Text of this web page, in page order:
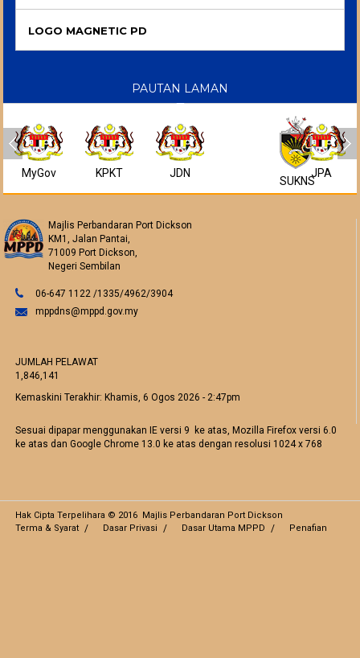
LOGO MAGNETIC PD
PAUTAN LAMAN
MyGov KPKT JDN
SUKNS
JPA
Majlis Perbandaran Port Dickson
KM1, Jalan Pantai,
71009 Port Dickson,
Negeri Sembilan
06-647 1122 /1335/4962/3904
mppdns@mppd.gov.my
JUMLAH PELAWAT
1,846,141
Kemaskini Terakhir:Khamis, 6 Ogos 2026 - 2:47pm
Sesuai dipapar menggunakan IE versi 9 ke atas, Mozilla Firefox versi 6.0
ke atas dan Google Chrome 13.0 ke atas dengan resolusi 1024 x 768
Hak Cipta Terpelihara © 2016 Majlis Perbandaran Port Dickson
Terma & Syarat
Dasar Privasi Dasar Utama MPPD Penafian